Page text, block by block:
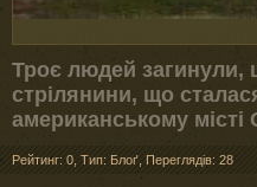
Троє людей загинули,
стрілянини, що
американському місті
Рейтинг: 0 Тип: Блоґ Переглядів: 28